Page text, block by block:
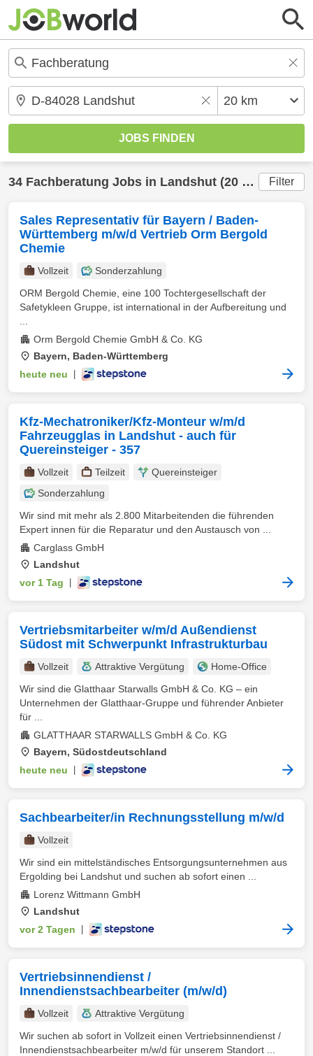
34 Fachberatung Jobs in Landshut (20 km) gefunden Filter
Sales Representativ für Bayern / Baden-
Württemberg m/w/d Vertrieb Orm Bergold
Chemie
Vollzeit
Sonderzahlung
ORM Bergold Chemie, eine 100 Tochtergesellschaft der
Safetykleen Gruppe, ist international in der Aufbereitung und
Orm Bergold Chemie GmbH & Co. KG
Bayern, Baden-Württemberg
heute neu
Kfz-Mechatroniker/Kfz-Monteur w/m/d
Fahrzeugglas in Landshut - auch für
Quereinsteiger - 357
Vollzeit Teilzeit
Quereinsteiger
Sonderzahlung
Wir sind mit mehr als 2.800 Mitarbeitenden die führenden
Expert innen für die Reparatur und den Austausch von ...
Carglass GmbH
Landshut
vor 1 Tag
Vertriebsmitarbeiter w/m/d Außendienst
Südost mit Schwerpunkt Infrastrukturbau
Vollzeit Attraktive Vergütung
Home-Office
Wir sind die Glatthaar Starwalls GmbH & Co. KG – ein
Unternehmen der Glatthaar-Gruppe und führender Anbieter
für ...
GLATTHAAR STARWALLS GmbH & Co. KG
Bayern, Südostdeutschland
heute neu
Sachbearbeiter/in Rechnungsstellung m/w/d
Vollzeit
Wir sind ein mittelständisches Entsorgungsunternehmen aus
Ergolding bei Landshut und suchen ab sofort einen ...
Lorenz Wittmann GmbH
Landshut
vor 2 Tagen
Vertriebsinnendienst /
Innendienstsachbearbeiter (m/w/d)
Vollzeit
Attraktive Vergütung
Wir suchen ab sofort in Vollzeit einen Vertriebsinnendienst /
Innendienstsachbearbeiter m/w/d für unserem Standort ...